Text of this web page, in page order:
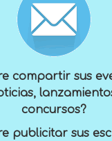
compartir sus
concursos?
publicitar sus